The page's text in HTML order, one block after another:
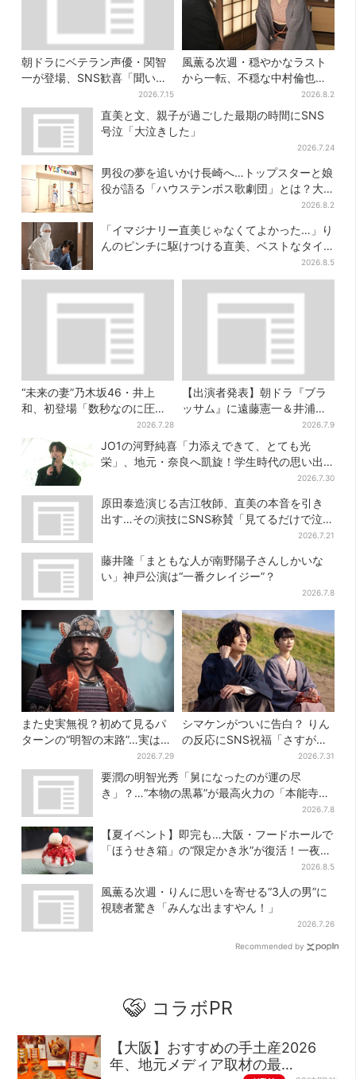
朝ドラにベテラン声優・関智
一が登場、SNS歓喜「聞いた
ことある声がすると思った
ら！」
2026.7.15
風薫る次週・穏やかなラスト
から一転、不穏な中村倫也の
登場に視聴者期待「いよいよ
登場だ」
2026.8.2
直美と文、親子が過ごした最期の時間にSNS
号泣「大泣きした」
2026.7.24
男役の夢を追いかけ長崎へ…トップスターと娘
役が語る「ハウステンボス歌劇団」とは？大
2026.8.2
「イマジナリー直美じゃなくてよかった…」り
んのピンチに駆けつける直美、ベストなタイ
2026.8.5
“未来の妻”乃木坂46・井上
和、初登場「数秒なのに圧
巻」…「豊臣兄弟！」第30回
あらすじ・清須会議
2026.7.28
【出演者発表】朝ドラ『ブラ
ッサム』に遠藤憲一＆井浦
新、SNS期待の声「キャステ
ィング神！」
2026.7.9
JO1の河野純喜「力添えできて、とても光
栄」、地元・奈良へ凱旋！学生時代の思い出
2026.7.30
原田泰造演じる吉江牧師、直美の本音を引き
出す…その演技にSNS称賛「見てるだけで泣け
2026.7.21
藤井隆「まともな人が南野陽子さんしかいな
い」神戸公演は“一番クレイジー”？
2026.7.8
また史実無視？初めて見るパ
ターンの“明智の末路”…実は、
ありえなくもない！？【豊臣
兄弟】
2026.7.29
シマケンがついに告白？ りん
の反応にSNS祝福「さすがに
2026.7.31
要潤の明智光秀「舅になったのが運の尽
き」？…“本物の黒幕”が最高火力の「本能寺」
2026.7.8
【夏イベント】即完も…大阪・フードホールで
「ほうせき箱」の“限定かき氷”が復活！一夜限
2026.8.5
風薫る次週・りんに思いを寄せる“3人の男”に
視聴者驚き「みんな出ますやん！」
2026.7.26
Recommended by
コラボPR
【大阪】おすすめの手土産2026
年、地元メディア取材の最…